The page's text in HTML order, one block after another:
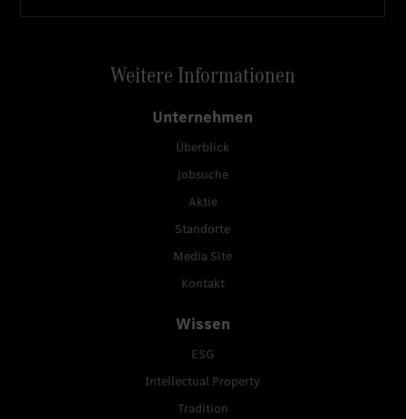
Weitere Informationen
Unternehmen
Überblick
Jobsuche
Aktie
Standorte
Media Site
Kontakt
Wissen
ESG
Intellectual Property
Tradition